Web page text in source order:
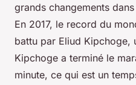
grands changements
En 2017, le record du
battu par Eliud Kipchoge,
Kipchoge a terminé le
minute, ce qui est un